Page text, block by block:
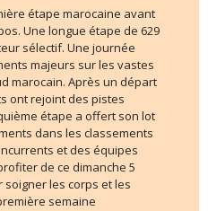
étape marocaine avant
Une longue étape de 629
sélectif. Une journée
majeurs sur les vastes
marocain. Après un départ
ont rejoint des pistes
étape a offert son lot
dans les classements
et des équipes
de ce dimanche 5
les corps et les
semaine